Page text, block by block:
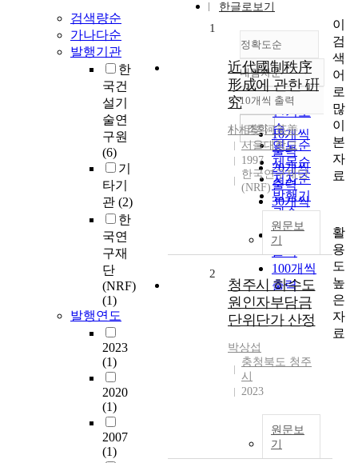
검색량순
가나다순
발행기관
한
국건
설기
술연
구원
(6)
기
타기
관 (2)
한
국연
구재
단
(NRF)
(1)
발행연도
2023
(1)
2020
(1)
2007
(1)
한글로보기
정확도순
정확도
순
인기도
순
연도순
제목순
저자순
발행기
관순
내림차순
내림차순
10개씩 출력
10개씩
출력
20개씩
출력
30개씩
출력
50개씩
출력
100개씩
출력
조회
1
近代國制秩序
形成에 관한 硏
究
朴相燮,河英善
서울대학교
1997
한국연구재단
(NRF)
원문보
기
2
청주시 하수도
원인자부담금
단위단가 산정
박상섭
충청북도 청주
시
2023
원문보
기
이
검
색
어
로
많
이
본
자
료
활
용
도
높
은
자
료